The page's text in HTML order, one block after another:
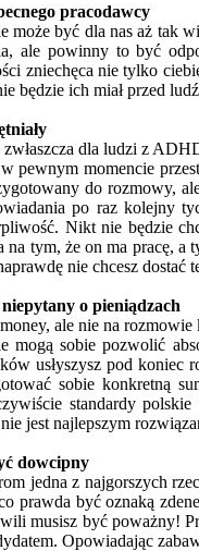
pracodawcy
może być dla nas aż tak
ale powinny to być
zniechęca nie tylko
będzie ich miał przed
zwłaszcza dla ludzi z
pewnym momencie
do rozmowy,
po raz kolejny
Nikt nie będzie
na tym, że on ma pracę,
nie chcesz dostać
o pieniądzach
ale nie na
mogą sobie pozwolić
usłyszysz pod koniec
sobie konkretną
standardy
jest najlepszym
dowcipny
jedna z najgorszych
prawda być oznaką
musisz być poważny!
Opowiadając